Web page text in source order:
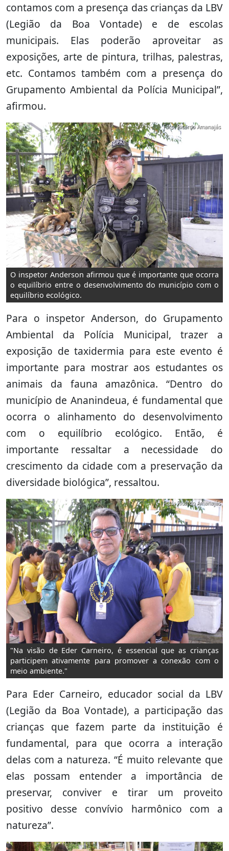
contamos com a presença das crianças da LBV
(Legião da Boa Vontade) e de escolas
municipais. Elas poderão aproveitar as
exposições, arte de pintura, trilhas, palestras,
etc. Contamos também com a presença do
Grupamento Ambiental da Polícia Municipal”,
afirmou.
O inspetor Anderson afirmou que é importante que ocorra
o equilíbrio entre o desenvolvimento do município com o
equilíbrio ecológico.
Foto: Ricardo Amanajás
Para o inspetor Anderson, do Grupamento
Ambiental da Polícia Municipal, trazer a
exposição de taxidermia para este evento é
importante para mostrar aos estudantes os
animais da fauna amazônica. “Dentro do
município de Ananindeua, é fundamental que
ocorra o alinhamento do desenvolvimento
com o equilíbrio ecológico. Então, é
importante ressaltar a necessidade do
crescimento da cidade com a preservação da
diversidade biológica”, ressaltou.
"Na visão de Eder Carneiro, é essencial que as crianças
participem ativamente para promover a conexão com o
meio ambiente."
Foto: Ricardo Amanajás
Para Eder Carneiro, educador social da LBV
(Legião da Boa Vontade), a participação das
crianças que fazem parte da instituição é
fundamental, para que ocorra a interação
delas com a natureza. “É muito relevante que
elas possam entender a importância de
preservar, conviver e tirar um proveito
positivo desse convívio harmônico com a
natureza”.